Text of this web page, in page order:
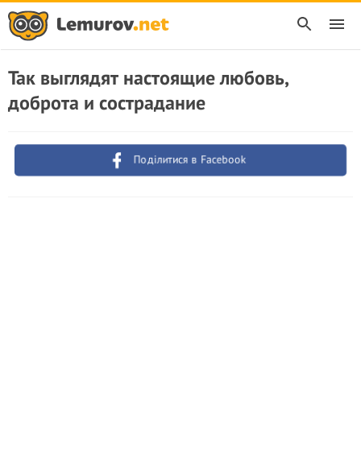
Так выглядят настоящие любовь,
доброта и сострадание
Поділитися в Facebook